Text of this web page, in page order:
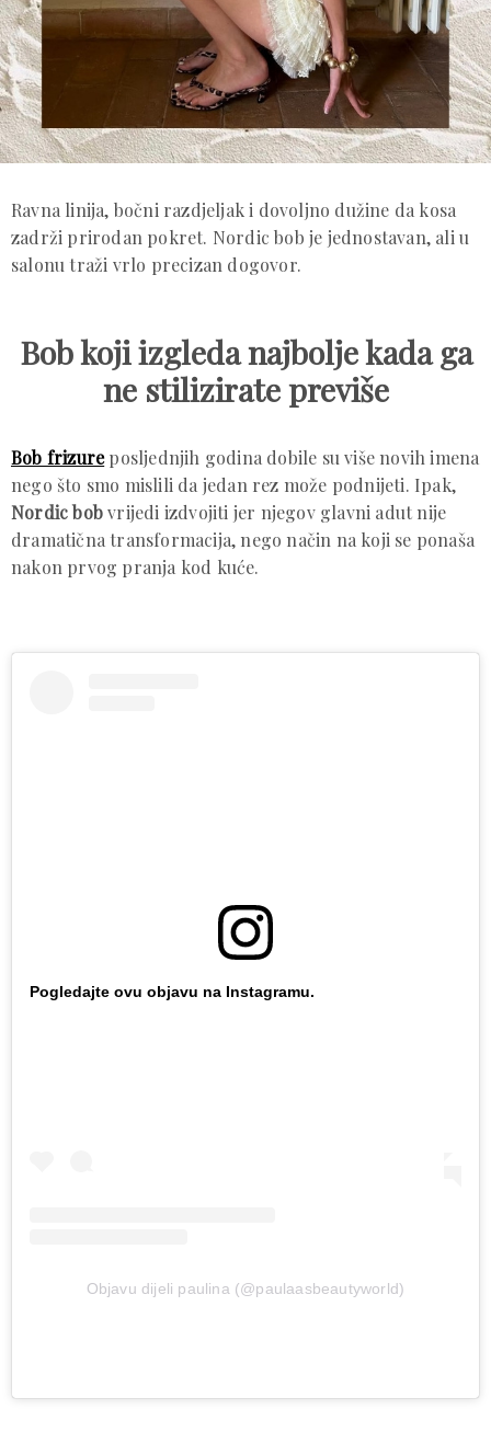
Ravna linija, bočni razdjeljak i dovoljno dužine da kosa
zadrži prirodan pokret. Nordic bob je jednostavan, ali u
salonu traži vrlo precizan dogovor.
Bob koji izgleda najbolje kada ga
ne stilizirate previše
Bob frizure posljednjih godina dobile su više novih imena
nego što smo mislili da jedan rez može podnijeti. Ipak,
Nordic bobvrijedi izdvojiti jer njegov glavni adut nije
dramatična transformacija, nego način na koji se ponaša
nakon prvog pranja kod kuće.
Pogledajte ovu objavu na Instagramu.
Objavu dijeli paulina (@paulaasbeautyworld)